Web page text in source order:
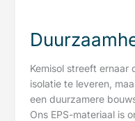
Kemisol streeft ernaar
isolatie te leveren,
een duurzamere
Ons EPS-materiaal is